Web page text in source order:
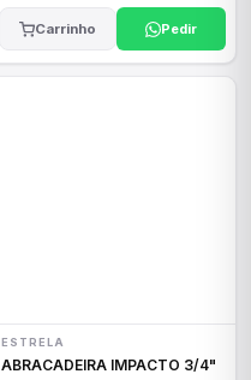
Carrinho Pedir
ESTRELA
ABRACADEIRA IMPACTO 3/4"